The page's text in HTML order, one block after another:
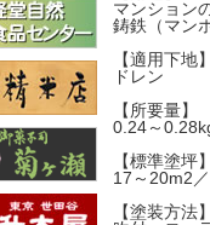
マンション
鋳鉄（マン
【適用下地】
ドレン
【所要量】
0.24～
【標準塗坪】
17～20m2
【塗装方法】